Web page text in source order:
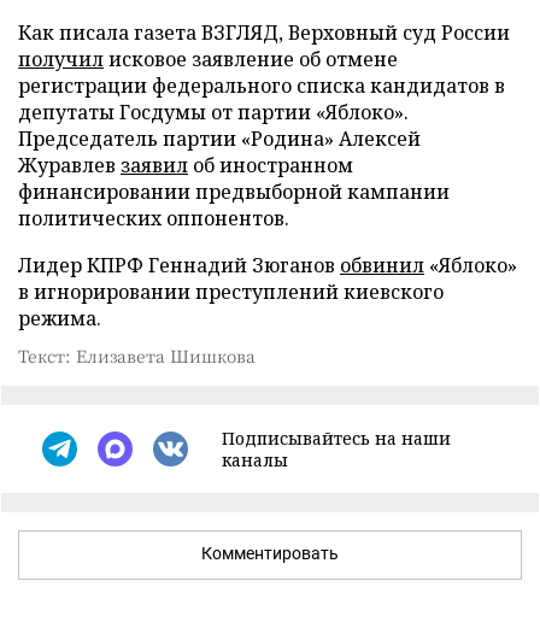
Как писала газета ВЗГЛЯД, Верховный суд России
получилисковое заявление об отмене
регистрации федерального списка кандидатов в
депутаты Госдумы от партии «Яблоко».
Председатель партии «Родина» Алексей
Журавлев заявил об иностранном
финансировании предвыборной кампании
политических оппонентов.
Лидер КПРФ Геннадий Зюганов обвинил «Яблоко»
в игнорировании преступлений киевского
режима.
Текст: Елизавета Шишкова
Подписывайтесь на наши
каналы
Комментировать